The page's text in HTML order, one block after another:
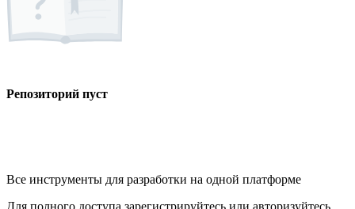
Репозиторий пуст
Все инструменты для разработки на одной платформе
Для полного доступа зарегистрируйтесь или авторизуйтесь